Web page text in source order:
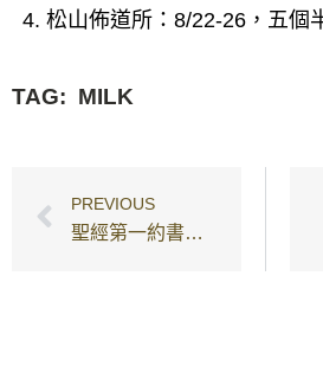
松山佈道所：8/22-26，五個
TAG: MILK
PREVIOUS
聖經第一約書的釋經原則與應用